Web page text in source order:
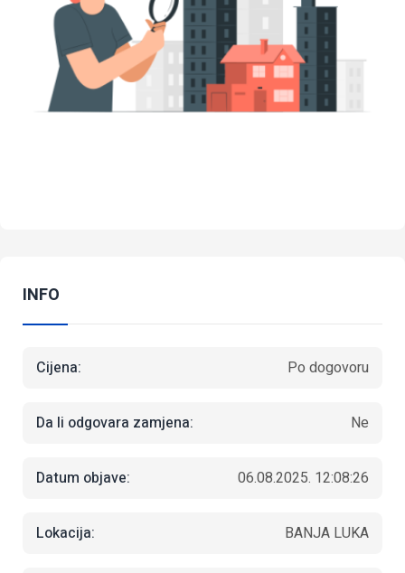
INFO
Cijena: Po dogovoru
Da li odgovara zamjena: Ne
Datum objave: 06.08.2025. 12:08:26
Lokacija: BANJA LUKA